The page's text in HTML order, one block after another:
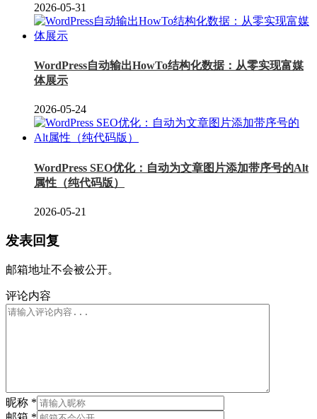
2026-05-31
WordPress自动输出HowTo结构化数据：从零实现富媒
体展示
2026-05-24
WordPress SEO优化：自动为文章图片添加带序号的Alt
属性（纯代码版）
2026-05-21
发表回复
邮箱地址不会被公开。
评论内容
昵称 *